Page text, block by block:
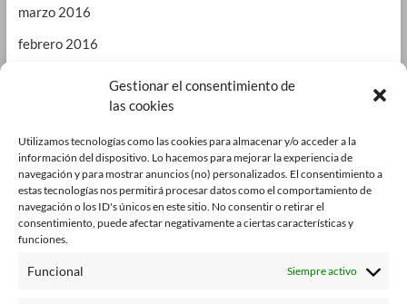
Gestionar el consentimiento de
las cookies
Utilizamos tecnologías como las cookies para almacenar y/o acceder a la
información del dispositivo. Lo hacemos para mejorar la experiencia de
navegación y para mostrar anuncios (no) personalizados. El consentimiento a
estas tecnologías nos permitirá procesar datos como el comportamiento de
navegación o los ID's únicos en este sitio. No consentir o retirar el
consentimiento, puede afectar negativamente a ciertas características y
funciones.
Funcional Siempre activo
marzo 2016
febrero 2016
septiembre 2015
enero 2015
octubre 2014
julio 2014
junio 2014
enero 2014